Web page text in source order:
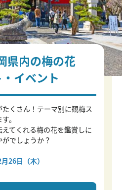
県内の梅の花
イベント
くさん！テーマ別に観梅ス
。
てくれる梅の花を鑑賞しに
でしょうか？
26日（木）